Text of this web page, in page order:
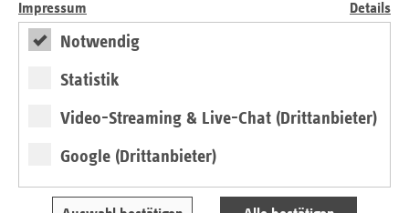
Impressum
Details
Notwendig
Statistik
Video-Streaming & Live-Chat (Drittanbieter)
Google (Drittanbieter)
Service-Rufnummer an ihre Ersatzkasse wenden.
Jahren verstärkt im Bereich der Hospiz- und
Fördersumme für Personal- und Sachkosten von